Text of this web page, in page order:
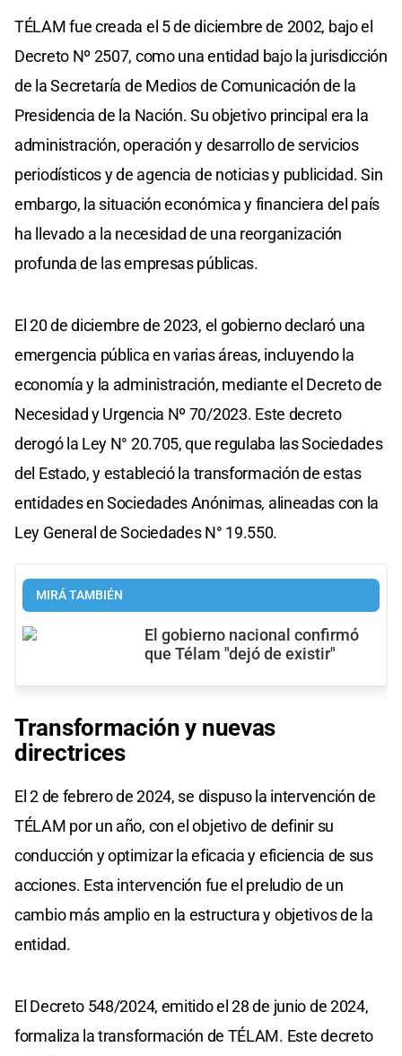
TÉLAM fue creada el 5 de diciembre de 2002, bajo el
Decreto Nº 2507, como una entidad bajo la jurisdicción
de la Secretaría de Medios de Comunicación de la
Presidencia de la Nación. Su objetivo principal era la
administración, operación y desarrollo de servicios
periodísticos y de agencia de noticias y publicidad. Sin
embargo, la situación económica y financiera del país
ha llevado a la necesidad de una reorganización
profunda de las empresas públicas.
El 20 de diciembre de 2023, el gobierno declaró una
emergencia pública en varias áreas, incluyendo la
economía y la administración, mediante el Decreto de
Necesidad y Urgencia Nº 70/2023. Este decreto
derogó la Ley N° 20.705, que regulaba las Sociedades
del Estado, y estableció la transformación de estas
entidades en Sociedades Anónimas, alineadas con la
Ley General de Sociedades N° 19.550.
MIRÁ TAMBIÉN
El gobierno nacional confirmó
que Télam "dejó de existir"
Transformación y nuevas
directrices
El 2 de febrero de 2024, se dispuso la intervención de
TÉLAM por un año, con el objetivo de definir su
conducción y optimizar la eficacia y eficiencia de sus
acciones. Esta intervención fue el preludio de un
cambio más amplio en la estructura y objetivos de la
entidad.
El Decreto 548/2024, emitido el 28 de junio de 2024,
formaliza la transformación de TÉLAM. Este decreto